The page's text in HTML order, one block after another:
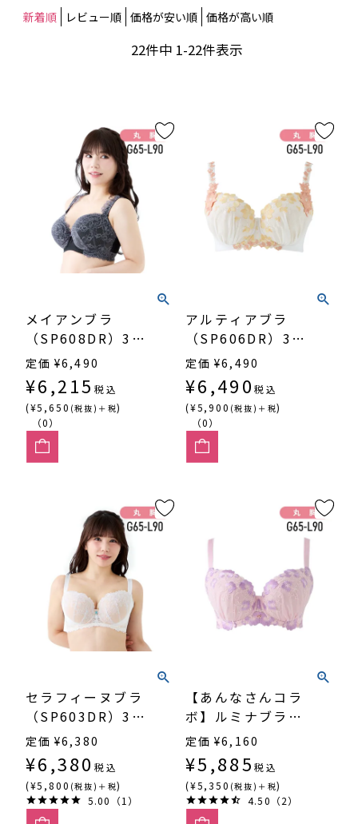
新着順
レビュー順 価格が安い順 価格が高い順
22件中 1-22件表示
メイアンブラ
（SP608DR）3/4
カップ丸胸
定価 ¥6,490
¥6,215 税込
(¥5,650 (税抜)＋税)
（0）
アルティアブラ
（SP606DR）3/4
カップ丸胸
定価 ¥6,490
¥6,490 税込
(¥5,900 (税抜)＋税)
（0）
セラフィーヌブラ
（SP603DR）3/4
カップ丸胸
定価 ¥6,380
¥6,380 税込
(¥5,800 (税抜)＋税)
5.00（1）
【あんなさんコラ
ボ】ルミナブラ
（SP600DR）3/4
カップ丸胸
定価 ¥6,160
¥5,885 税込
(¥5,350 (税抜)＋税)
4.50（2）